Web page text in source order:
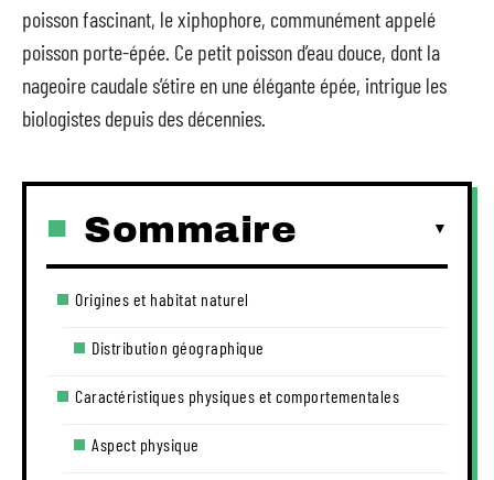
poisson fascinant, le xiphophore, communément appelé
poisson porte-épée. Ce petit poisson d’eau douce, dont la
nageoire caudale s’étire en une élégante épée, intrigue les
biologistes depuis des décennies.
Sommaire
Origines et habitat naturel
Distribution géographique
Caractéristiques physiques et comportementales
Aspect physique